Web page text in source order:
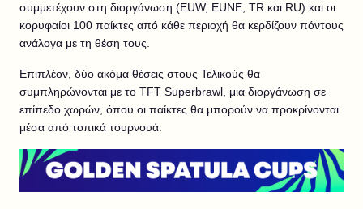
συμμετέχουν στη διοργάνωση (EUW, EUNE, TR και RU) και οι
κορυφαίοι 100 παίκτες από κάθε περιοχή θα κερδίζουν πόντους
ανάλογα με τη θέση τους.
Επιπλέον, δύο ακόμα θέσεις στους Τελικούς θα
συμπληρώνονται με το TFT Superbrawl, μια διοργάνωση σε
επίπεδο χωρών, όπου οι παίκτες θα μπορούν να προκρίνονται
μέσα από τοπικά τουρνουά.